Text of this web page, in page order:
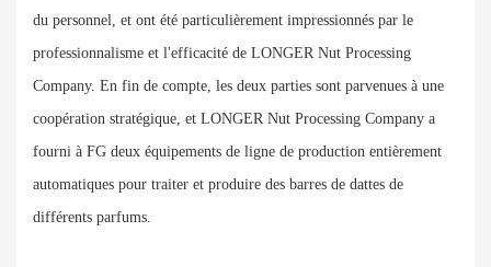
du personnel, et ont été particulièrement impressionnés par le
professionnalisme et l'efficacité de LONGER Nut Processing
Company. En fin de compte, les deux parties sont parvenues à une
coopération stratégique, et LONGER Nut Processing Company a
fourni à FG deux équipements de ligne de production entièrement
automatiques pour traiter et produire des barres de dattes de
différents parfums.